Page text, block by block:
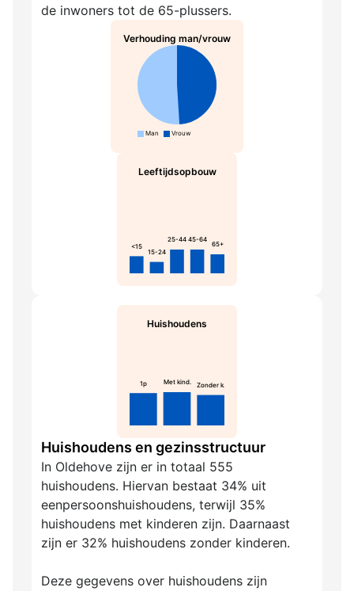
de inwoners tot de 65-plussers.
Verhouding man/vrouw
Man Vrouw
Leeftijdsopbouw
<15
15-24
25-4445-64
65+
Huishoudens
1p Met kind. Zonder k.
Huishoudens en gezinsstructuur
In Oldehove zijn er in totaal 555
huishoudens. Hiervan bestaat 34% uit
eenpersoonshuishoudens, terwijl 35%
huishoudens met kinderen zijn. Daarnaast
zijn er 32% huishoudens zonder kinderen.
Deze gegevens over huishoudens zijn